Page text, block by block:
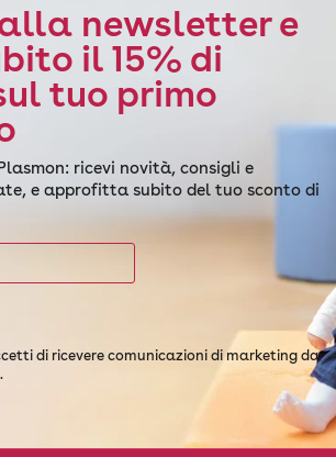
newsletter e
il 15% di
tuo primo
ricevi novità, consigli e
e approfitta subito del tuo sconto di
di ricevere comunicazioni di marketing da